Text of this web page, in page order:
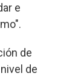
e
de
de